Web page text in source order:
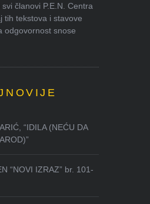
članovi P.E.N. Centra
tih tekstova i stavove
odgovornost snose
“IDILA (NEĆU DA
“NOVI IZRAZ” br. 101-